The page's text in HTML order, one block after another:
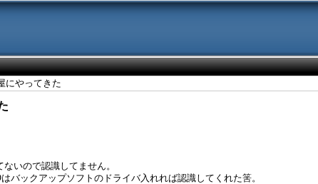
にやってきた
いので認識してません。
バックアップソフトのドライバ入れれば認識してくれた筈。